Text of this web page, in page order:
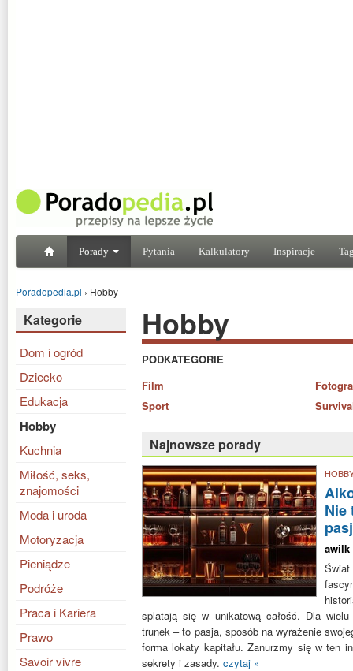
Porady Pytania Kalkulatory Inspiracje
Poradopedia.pl › Hobby
Kategorie
Dom i ogród
Dziecko
Edukacja
Hobby
Kuchnia
Miłość, seks,
znajomości
Moda i uroda
Motoryzacja
Pieniądze
Podróże
Praca i Kariera
Prawo
Savoir vivre
Hobby
PODKATEGORIE
Film
Sport
Najnowsze porady
Nie
awilk
splatają się w unikatową całość. Dla
trunek – to pasja, sposób na wyrażenie
forma lokaty kapitału. Zanurzmy się w ten
sekrety i zasady. czytaj »